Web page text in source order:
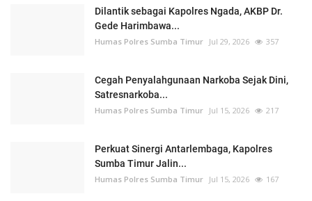
Dilantik sebagai Kapolres Ngada, AKBP Dr.
Gede Harimbawa...
Humas Polres Sumba Timur Jul 29, 2026 357
Cegah Penyalahgunaan Narkoba Sejak Dini,
Satresnarkoba...
Humas Polres Sumba Timur Jul 15, 2026 217
Perkuat Sinergi Antarlembaga, Kapolres
Sumba Timur Jalin...
Humas Polres Sumba Timur Jul 15, 2026 167